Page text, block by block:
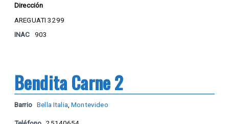
Dirección
AREGUATI 3299
INAC
903
Bendita Carne 2
Barrio Bella Italia ,Montevideo